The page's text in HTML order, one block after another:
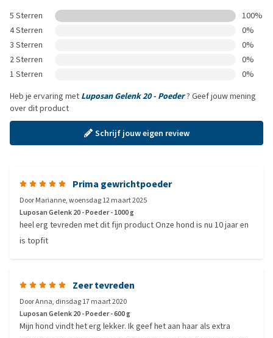
5 Sterren
100%
4 Sterren
0%
3 Sterren
0%
2 Sterren
0%
1 Sterren
0%
Heb je ervaring met Luposan Gelenk 20 - Poeder? Geef jouw mening
over dit product
Schrijf jouw eigen review
Prima gewrichtpoeder
DoorMarianne,woensdag 12 maart 2025
Luposan Gelenk 20 - Poeder - 1000 g
heel erg tevreden met dit fijn product Onze hond is nu 10 jaar en
is topfit
Zeer tevreden
DoorAnna, dinsdag 17 maart 2020
Luposan Gelenk 20 - Poeder - 600 g
Mijn hond vindt het erg lekker. Ik geef het aan haar als extra